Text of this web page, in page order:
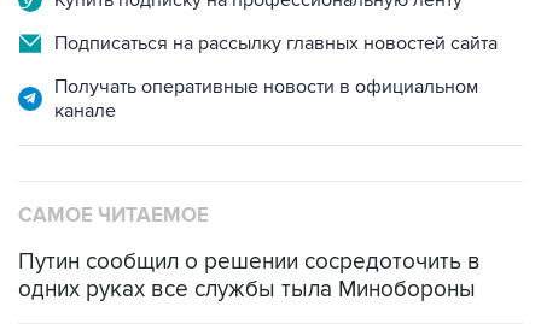
Подписаться на рассылку главных новостей сайта
Получать оперативные новости в официальном
канале
САМОЕ ЧИТАЕМОЕ
Путин сообщил о решении сосредоточить в
одних руках все службы тыла Минобороны